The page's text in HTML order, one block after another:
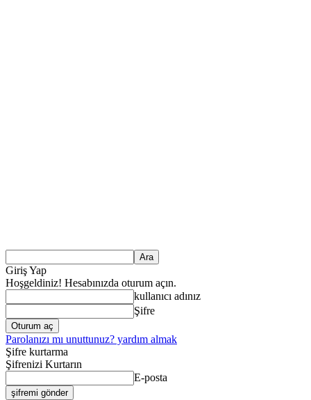
Giriş Yap
Hoşgeldiniz! Hesabınızda oturum açın.
kullanıcı adınız
Şifre
Parolanızı mı unuttunuz? yardım almak
Şifre kurtarma
Şifrenizi Kurtarın
E-posta